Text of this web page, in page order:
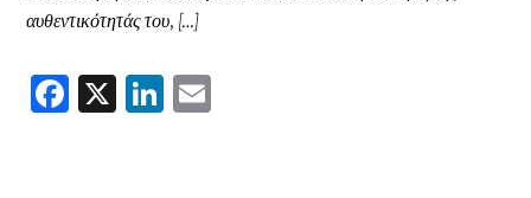
αυθεντικότητάς του, […]
F X Li